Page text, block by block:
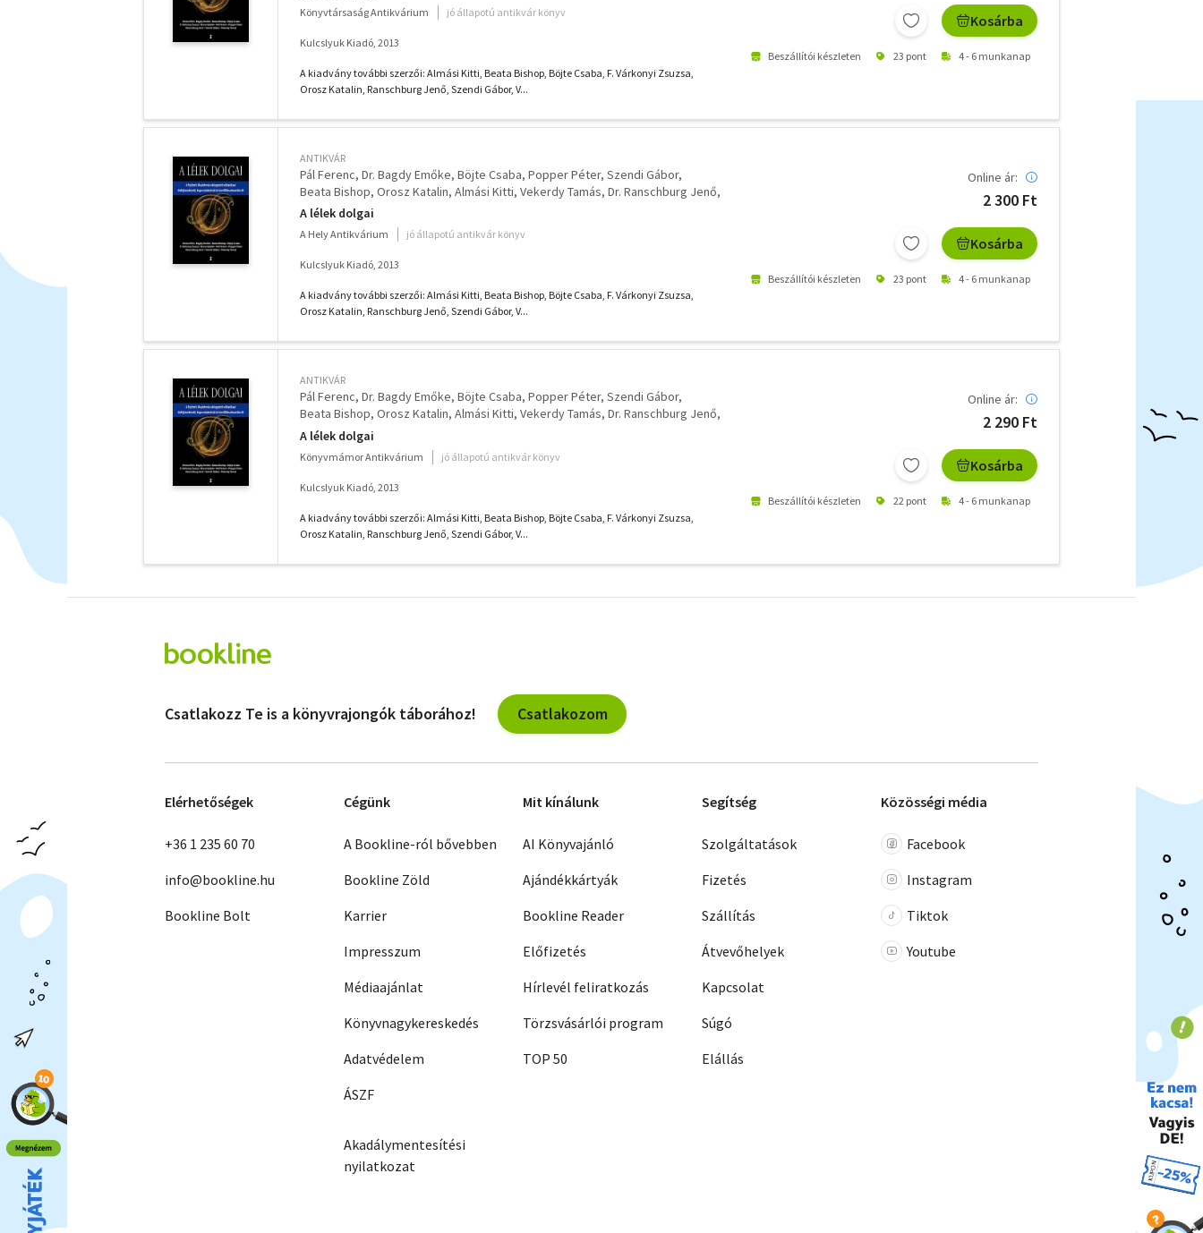
Könyvtársaság Antikvárium jó állapotú antikvár könyv
Kulcslyuk Kiadó, 2013
A kiadvány további szerzői: Almási Kitti, Beata Bishop, Böjte Csaba, F. Várkonyi Zsuzsa,
Orosz Katalin, Ranschburg Jenő, Szendi Gábor, V...
Kosárba
Beszállítói készleten 23 pont 4 - 6 munkanap
ANTIKVÁR
Pál Ferenc Dr. Bagdy Emőke Böjte Csaba Popper Péter Szendi Gábor
Beata Bishop Orosz Katalin Almási Kitti Vekerdy Tamás Dr. Ranschburg Jenő
F. Várkonyi Zsuzsa
A lélek dolgai
A Hely Antikvárium jó állapotú antikvár könyv
Kulcslyuk Kiadó, 2013
A kiadvány további szerzői: Almási Kitti, Beata Bishop, Böjte Csaba, F. Várkonyi Zsuzsa,
Orosz Katalin, Ranschburg Jenő, Szendi Gábor, V...
Online ár:
2 300 Ft
Kosárba
Beszállítói készleten 23 pont 4 - 6 munkanap
ANTIKVÁR
Pál Ferenc Dr. Bagdy Emőke Böjte Csaba Popper Péter Szendi Gábor
Beata Bishop Orosz Katalin Almási Kitti Vekerdy Tamás Dr. Ranschburg Jenő
F. Várkonyi Zsuzsa
A lélek dolgai
Könyvmámor Antikvárium jó állapotú antikvár könyv
Kulcslyuk Kiadó, 2013
A kiadvány további szerzői: Almási Kitti, Beata Bishop, Böjte Csaba, F. Várkonyi Zsuzsa,
Orosz Katalin, Ranschburg Jenő, Szendi Gábor, V...
Online ár:
2 290 Ft
Kosárba
Beszállítói készleten 22 pont 4 - 6 munkanap
szűrők
Csatlakozz Te is a könyvrajongók táborához! Csatlakozom
Elérhetőségek
+36 1 235 60 70
info@bookline.hu
Bookline Bolt
Cégünk
A Bookline-ról bővebben
Bookline Zöld
Karrier
Impresszum
Médiaajánlat
Könyvnagykereskedés
Adatvédelem
ÁSZF
Akadálymentesítési
nyilatkozat
Mit kínálunk
AI Könyvajánló
Ajándékkártyák
Bookline Reader
Előfizetés
Hírlevél feliratkozás
Törzsvásárlói program
TOP 50
Segítség
Szolgáltatások
Fizetés
Szállítás
Átvevőhelyek
Kapcsolat
Súgó
Elállás
Közösségi média
Facebook
Instagram
Tiktok
Youtube